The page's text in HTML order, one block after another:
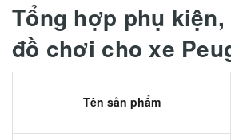
Tổng hợp phụ
đồ chơi cho xe
Tên sản phẩm